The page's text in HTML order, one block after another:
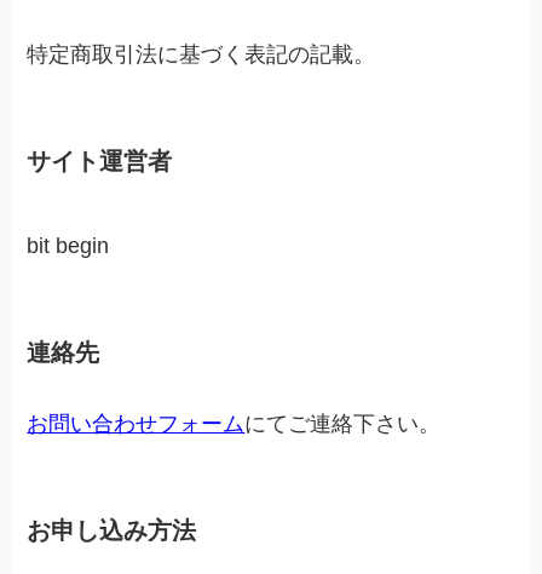
特定商取引法に基づく表記の記載。
サイト運営者
bit begin
連絡先
お問い合わせフォームにてご連絡下さい。
お申し込み方法